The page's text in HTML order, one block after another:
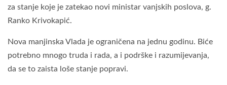
za stanje koje je zatekao novi ministar vanjskih poslova, g.
Ranko Krivokapić.
Nova manjinska Vlada je ograničena na jednu godinu. Biće
potrebno mnogo truda i rada, a i podrške i razumijevanja,
da se to zaista loše stanje popravi.